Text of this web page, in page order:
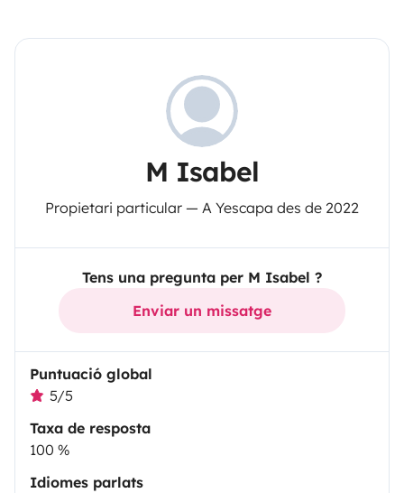
M Isabel
Propietari particular — A Yescapa des de 2022
Tens una pregunta per M Isabel ?
Enviar un missatge
Puntuació global
5/5
Taxa de resposta
100 %
Idiomes parlats